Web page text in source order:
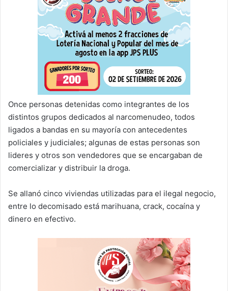
Once personas detenidas como integrantes de los
distintos grupos dedicados al narcomenudeo, todos
ligados a bandas en su mayoría con antecedentes
policiales y judiciales; algunas de estas personas son
lideres y otros son vendedores que se encargaban de
comercializar y distribuir la droga.
Se allanó cinco viviendas utilizadas para el ilegal negocio,
entre lo decomisado está marihuana, crack, cocaína y
dinero en efectivo.